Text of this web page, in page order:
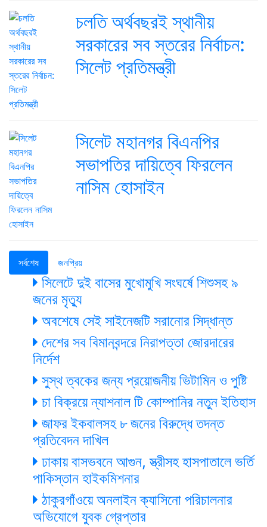
চলতি অর্থবছরই স্থানীয়
সরকারের সব স্তরের নির্বাচন:
সিলেট প্রতিমন্ত্রী
সিলেট মহানগর বিএনপির
সভাপতির দায়িত্বে ফিরলেন
নাসিম হোসাইন
সর্বশেষ জনপ্রিয়
সিলেটে দুই বাসের মুখোমুখি সংঘর্ষে শিশুসহ ৯
জনের মৃত্যু
অবশেষে সেই সাইনেজটি সরানোর সিদ্ধান্ত
দেশের সব বিমানবন্দরে নিরাপত্তা জোরদারের
নির্দেশ
সুস্থ ত্বকের জন্য প্রয়োজনীয় ভিটামিন ও পুষ্টি
চা বিক্রয়ে ন্যাশনাল টি কোম্পানির নতুন ইতিহাস
জাফর ইকবালসহ ৮ জনের বিরুদ্ধে তদন্ত
প্রতিবেদন দাখিল
ঢাকায় বাসভবনে আগুন, স্ত্রীসহ হাসপাতালে ভর্তি
পাকিস্তান হাইকমিশনার
ঠাকুরগাঁওয়ে অনলাইন ক্যাসিনো পরিচালনার
অভিযোগে যুবক গ্রেপ্তার